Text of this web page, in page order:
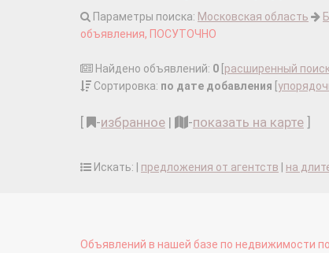
Параметры поиска: Московская область
объявления, ПОСУТОЧНО
Найдено объявлений: 0 расширенный
Сортировка: по дате добавления
-избранное | -показать на карте
Искать: | предложения от агентств на
Объявлений в нашей базе по недвижимости по